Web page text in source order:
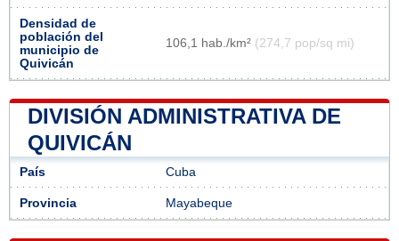
Densidad de
población del
municipio de
Quivicán
106,1 hab./km² (274,7 pop/sq mi)
DIVISIÓN ADMINISTRATIVA DE
QUIVICÁN
País Cuba
Provincia Mayabeque